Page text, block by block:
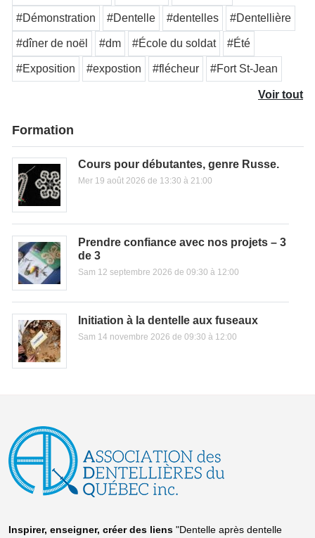
#Démonstration #Dentelle #dentelles #Dentellière
#dîner de noël #dm #École du soldat #Été
#Exposition #expostion #flécheur #Fort St-Jean
Voir tout
Formation
Cours pour débutantes, genre Russe.
Mer 19 août 2026 de 13:30 à 21:00
Prendre confiance avec nos projets – 3
de 3
Sam 12 septembre 2026 de 09:30 à 12:00
Initiation à la dentelle aux fuseaux
Sam 14 novembre 2026 de 09:30 à 12:00
Inspirer, enseigner, créer des liens "Dentelle après dentelle